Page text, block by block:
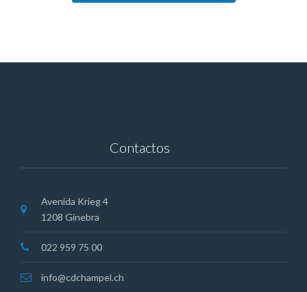
Contactos
Avenida Krieg 4
1208 Ginebra
022 959 75 00
info@cdchampel.ch